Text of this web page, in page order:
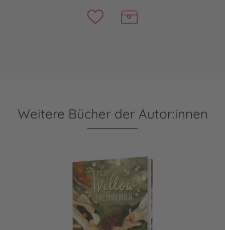
Weitere Bücher der Autor:innen
Ein Mädchen namens Willow: Mein Willow-Freundebuch